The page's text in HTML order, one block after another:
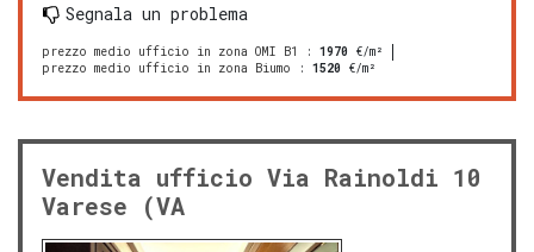
Segnala un problema
prezzo medio ufficio in zona OMI B1 : 1970 €/m²
prezzo medio ufficio in zona Biumo : 1520 €/m²
Vendita ufficio Via Rainoldi 10
Varese (VA